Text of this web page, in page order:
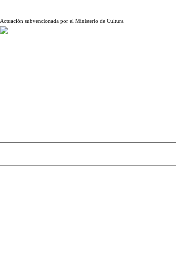
Actuación subvencionada por el Ministerio de Cultura